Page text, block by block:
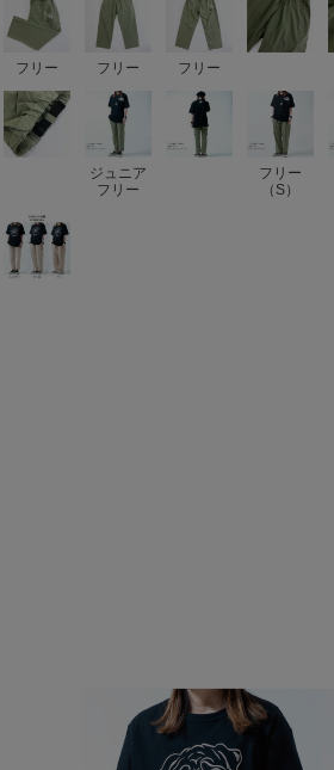
フリー フリー フリー
ジュニア
フリー
フリー
（S）